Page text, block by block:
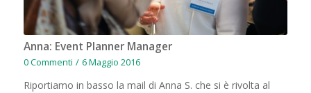
Anna: Event Planner Manager
0 Commenti / 6 Maggio 2016
Riportiamo in basso la mail di Anna S. che si è rivolta al